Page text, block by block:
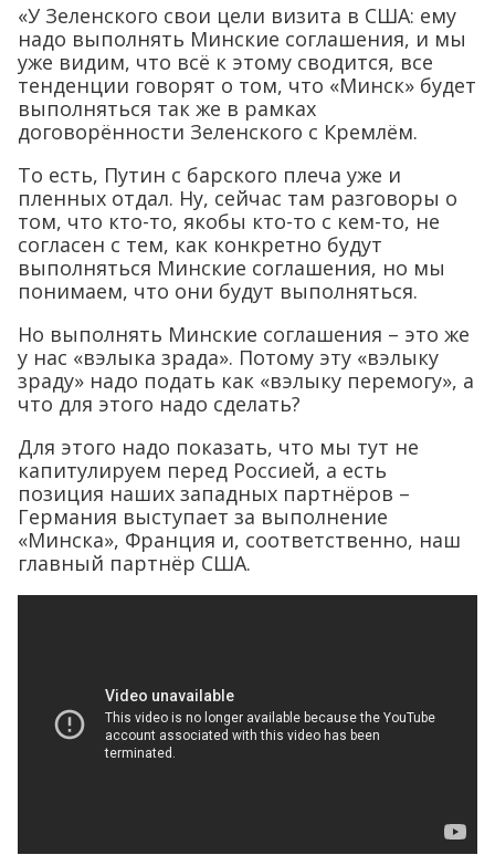
«У Зеленского свои цели визита в США: ему
надо выполнять Минские соглашения, и мы
уже видим, что всё к этому сводится, все
тенденции говорят о том, что «Минск» будет
выполняться так же в рамках
договорённости Зеленского с Кремлём.
То есть, Путин с барского плеча уже и
пленных отдал. Ну, сейчас там разговоры о
том, что кто-то, якобы кто-то с кем-то, не
согласен с тем, как конкретно будут
выполняться Минские соглашения, но мы
понимаем, что они будут выполняться.
Но выполнять Минские соглашения – это же
у нас «вэлыка зрада». Потому эту «вэлыку
зраду» надо подать как «вэлыку перемогу», а
что для этого надо сделать?
Для этого надо показать, что мы тут не
капитулируем перед Россией, а есть
позиция наших западных партнёров –
Германия выступает за выполнение
«Минска», Франция и, соответственно, наш
главный партнёр США.